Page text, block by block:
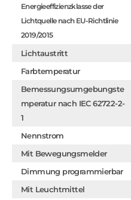
Energieeffizienzklasse der
Lichtquelle nach EU-Richtlinie
2019/2015
Lichtaustritt
Farbtemperatur
Bemessungsumgebungste
mperatur nach IEC 62722-2-
1
Nennstrom
Mit Bewegungsmelder
Dimmung programmierbar
Mit Leuchtmittel